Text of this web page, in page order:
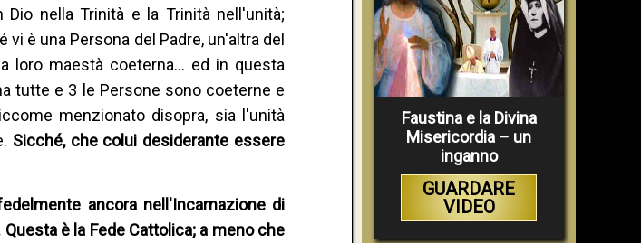
nella Trinità e la Trinità nell'unità;
è una Persona del Padre, un'altra del
loro maestà coeterna… ed in questa
tutte e 3 le Persone sono coeterne e
menzionato disopra, sia l'unità
Sicché, che colui desiderante essere
ancora nell'Incarnazione di
è la Fede Cattolica; a meno che
Faustina e la Divina
Misericordia – un
inganno
GUARDARE
VIDEO